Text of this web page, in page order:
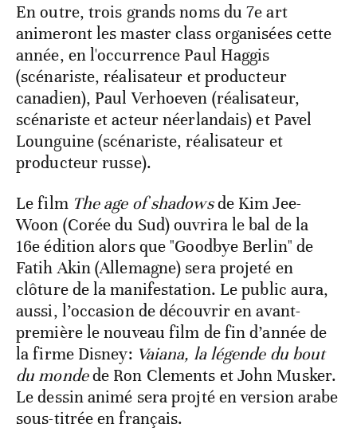
En outre, trois grands noms du 7e art
animeront les master class organisées cette
année, en l'occurrence Paul Haggis
(scénariste, réalisateur et producteur
canadien), Paul Verhoeven (réalisateur,
scénariste et acteur néerlandais) et Pavel
Lounguine (scénariste, réalisateur et
producteur russe).
Le film The age of shadowsde Kim Jee-
Woon (Corée du Sud) ouvrira le bal de la
16e édition alors que "Goodbye Berlin" de
Fatih Akin (Allemagne) sera projeté en
clôture de la manifestation. Le public aura,
aussi, l’occasion de découvrir en avant-
première le nouveau film de fin d’année de
la firme Disney: Vaiana, la légende du bout
du mondede Ron Clements et John Musker.
Le dessin animé sera projté en version arabe
sous-titrée en français.